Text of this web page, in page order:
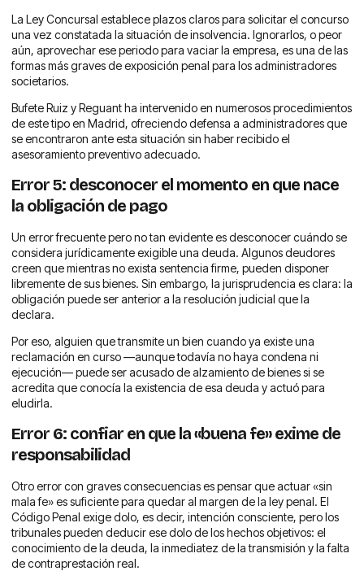
La Ley Concursal establece plazos claros para solicitar el concurso
una vez constatada la situación de insolvencia. Ignorarlos, o peor
aún, aprovechar ese periodo para vaciar la empresa, es una de las
formas más graves de exposición penal para los administradores
societarios.
Bufete Ruiz y Reguant ha intervenido en numerosos procedimientos
de este tipo en Madrid, ofreciendo defensa a administradores que
se encontraron ante esta situación sin haber recibido el
asesoramiento preventivo adecuado.
Error 5: desconocer el momento en que nace
la obligación de pago
Un error frecuente pero no tan evidente es desconocer cuándo se
considera jurídicamente exigible una deuda. Algunos deudores
creen que mientras no exista sentencia firme, pueden disponer
libremente de sus bienes. Sin embargo, la jurisprudencia es clara: la
obligación puede ser anterior a la resolución judicial que la
declara.
Por eso, alguien que transmite un bien cuando ya existe una
reclamación en curso —aunque todavía no haya condena ni
ejecución— puede ser acusado de alzamiento de bienes si se
acredita que conocía la existencia de esa deuda y actuó para
eludirla.
Error 6: confiar en que la «buena fe» exime de
responsabilidad
Otro error con graves consecuencias es pensar que actuar «sin
mala fe» es suficiente para quedar al margen de la ley penal. El
Código Penal exige dolo, es decir, intención consciente, pero los
tribunales pueden deducir ese dolo de los hechos objetivos: el
conocimiento de la deuda, la inmediatez de la transmisión y la falta
de contraprestación real.